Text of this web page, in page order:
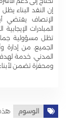
إن النقد البناء
الإنصاف يقتضي
المبادرات
تظل مسؤولية
الجميع، من إدارة
المدني، خدمة
ومحفزة تضمن
الوسوم